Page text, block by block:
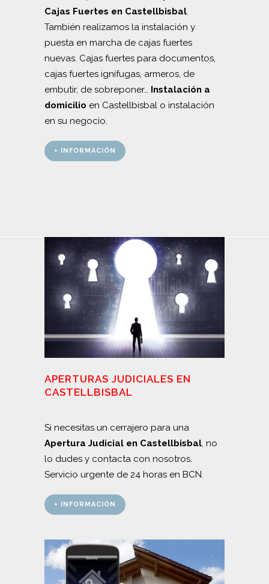
Cajas Fuertes en Castellbisbal.
También realizamos la instalación y
puesta en marcha de cajas fuertes
nuevas. Cajas fuertes para documentos,
cajas fuertes ignífugas, armeros, de
embutir, de sobreponer… Instalación a
domicilio en Castellbisbal o instalación
en su negocio.
+ INFORMACIÓN
APERTURAS JUDICIALES EN
CASTELLBISBAL
Si necesitas un cerrajero para una
Apertura Judicial en Castellbisbal , no
lo dudes y contacta con nosotros.
Servicio urgente de 24 horas en BCN.
+ INFORMACIÓN